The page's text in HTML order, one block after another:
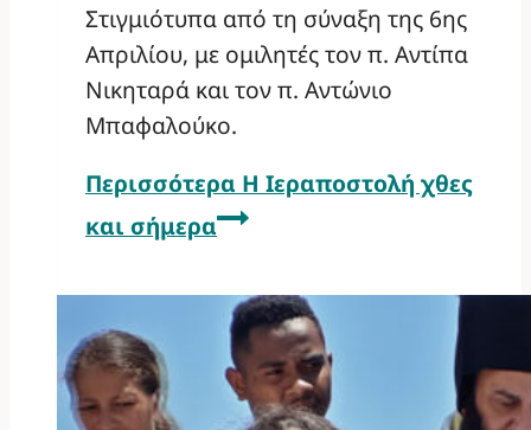
Στιγμιότυπα από τη σύναξη της 6ης
Απριλίου, με ομιλητές τον π. Αντίπα
Νικηταρά και τον π. Αντώνιο
Μπαφαλούκο.
Περισσότερα Η Ιεραποστολή χθες
και σήμερα